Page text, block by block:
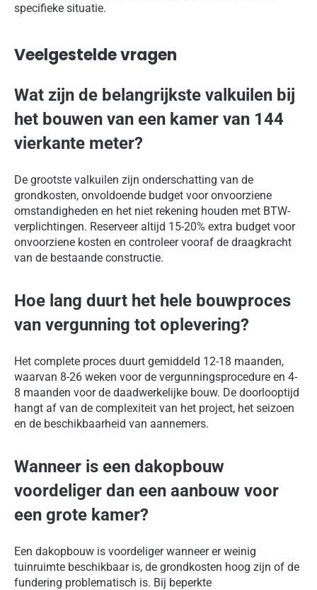
specifieke situatie.
Veelgestelde vragen
Wat zijn de belangrijkste valkuilen bij
het bouwen van een kamer van 144
vierkante meter?
De grootste valkuilen zijn onderschatting van de
grondkosten, onvoldoende budget voor onvoorziene
omstandigheden en het niet rekening houden met BTW-
verplichtingen. Reserveer altijd 15-20% extra budget voor
onvoorziene kosten en controleer vooraf de draagkracht
van de bestaande constructie.
Hoe lang duurt het hele bouwproces
van vergunning tot oplevering?
Het complete proces duurt gemiddeld 12-18 maanden,
waarvan 8-26 weken voor de vergunningsprocedure en 4-
8 maanden voor de daadwerkelijke bouw. De doorlooptijd
hangt af van de complexiteit van het project, het seizoen
en de beschikbaarheid van aannemers.
Wanneer is een dakopbouw
voordeliger dan een aanbouw voor
een grote kamer?
Een dakopbouw is voordeliger wanneer er weinig
tuinruimte beschikbaar is, de grondkosten hoog zijn of de
fundering problematisch is. Bij beperkte